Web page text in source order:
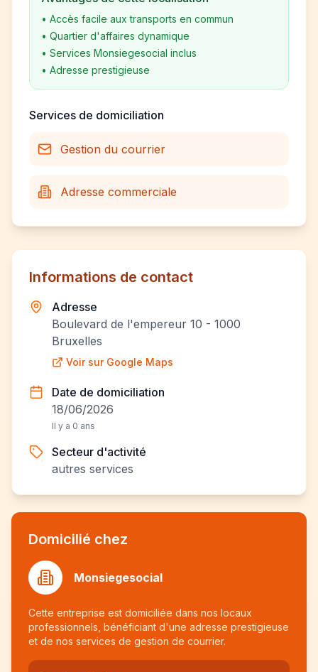
• Accès facile aux transports en commun
• Quartier d'affaires dynamique
• Services Monsiegesocial inclus
• Adresse prestigieuse
Services de domiciliation
Gestion du courrier
Adresse commerciale
Informations de contact
Adresse
Boulevard de l'empereur 10 - 1000
Bruxelles
Voir sur Google Maps
Date de domiciliation
18/06/2026
Il y a 0 ans
Secteur d'activité
autres services
Domicilié chez
Monsiegesocial
Cette entreprise est domiciliée dans nos locaux
professionnels, bénéficiant d'une adresse prestigieuse
et de nos services de gestion de courrier.